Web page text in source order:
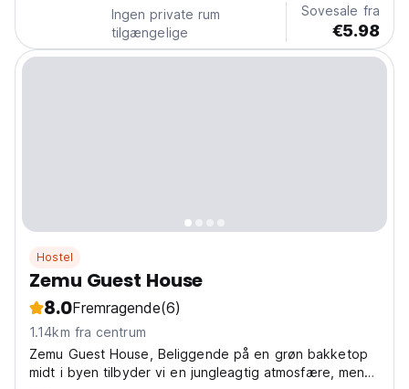
Ingen private rum
tilgængelige
Sovesale fra
€5.98
Hostel
Zemu Guest House
8.0Fremragende(6)
1.14km fra centrum
Zemu Guest House, Beliggende på en grøn bakketop
midt i byen tilbyder vi en jungleagtig atmosfære, mens